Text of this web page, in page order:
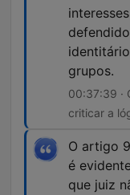
grupos.
00:37:39 ·
criticar a
O artigo
é
que juiz